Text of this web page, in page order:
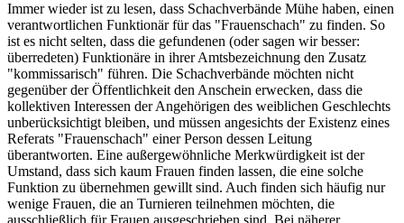
Immer wieder ist zu lesen, dass Schachverbände Mühe haben, einen
verantwortlichen Funktionär für das "Frauenschach" zu finden. So
ist es nicht selten, dass die gefundenen (oder sagen wir besser:
überredeten) Funktionäre in ihrer Amtsbezeichnung den Zusatz
"kommissarisch" führen. Die Schachverbände möchten nicht
gegenüber der Öffentlichkeit den Anschein erwecken, dass die
kollektiven Interessen der Angehörigen des weiblichen Geschlechts
unberücksichtigt bleiben, und müssen angesichts der Existenz eines
Referats "Frauenschach" einer Person dessen Leitung
überantworten. Eine außergewöhnliche Merkwürdigkeit ist der
Umstand, dass sich kaum Frauen finden lassen, die eine solche
Funktion zu übernehmen gewillt sind. Auch finden sich häufig nur
wenige Frauen, die an Turnieren teilnehmen möchten, die